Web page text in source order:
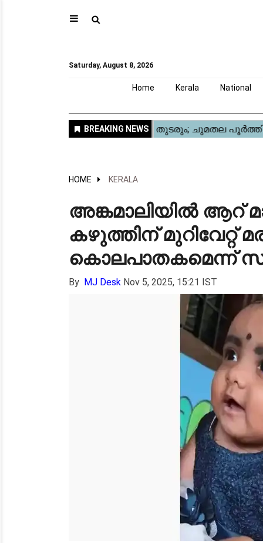
⚲
Saturday, August 8, 2026
Home Kerala National
HOME KERALA
അങ്കമാലിയിൽ ആറ്
കഴുത്തിന് മുറിവേറ്റ്
കൊലപാതകമെന്ന്
By MJ Desk Nov 5, 2025, 15:21 IST